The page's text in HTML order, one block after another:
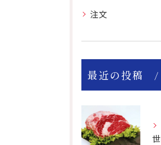
注文
最近の投稿